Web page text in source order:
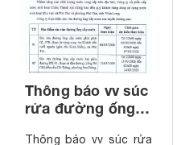
Thông báo vv súc
rửa đường ống
Thông báo vv súc rửa